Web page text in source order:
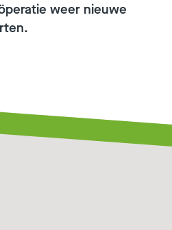
weer nieuwe